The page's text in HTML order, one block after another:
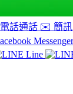
電話通話 ✉️ 簡訊
Line